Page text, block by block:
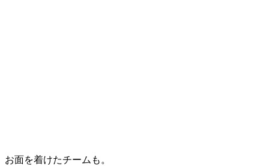
お面を着けたチームも。